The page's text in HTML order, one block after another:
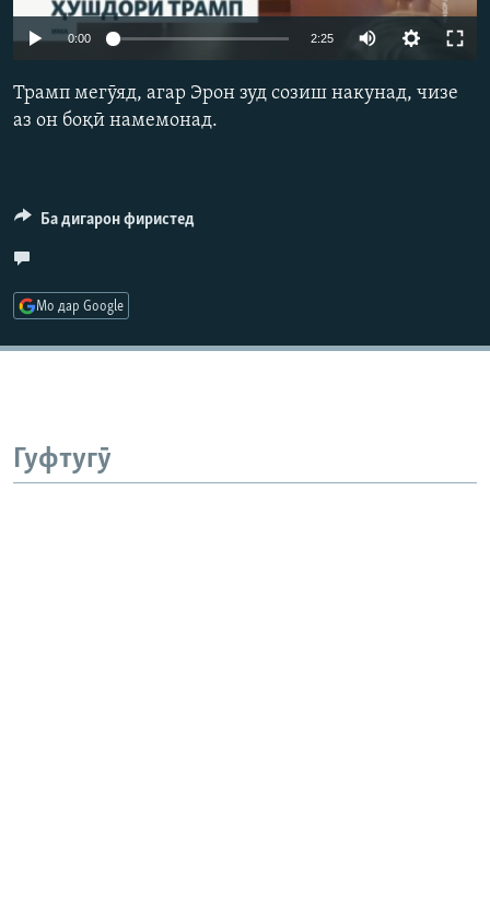
ГУЗОРИШҲОИ РАДИОӢ
Русский
ПАЙГИРӢ КУНЕД
720p
0:00 2:25
Трамп мегӯяд, агар Эрон зуд созиш накунад, чизе
аз он боқӣ намемонад.
Ба дигарон фиристед
Мо дар Google
Гуфтугӯ